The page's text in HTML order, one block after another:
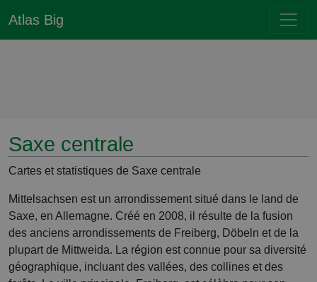
Atlas Big
Saxe centrale
Cartes et statistiques de Saxe centrale
Mittelsachsen est un arrondissement situé dans le land de
Saxe, en Allemagne. Créé en 2008, il résulte de la fusion
des anciens arrondissements de Freiberg, Döbeln et de la
plupart de Mittweida. La région est connue pour sa diversité
géographique, incluant des vallées, des collines et des